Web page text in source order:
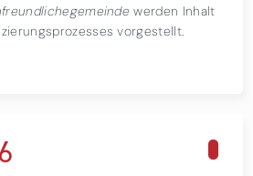
werden Inhalt
vorgestellt.